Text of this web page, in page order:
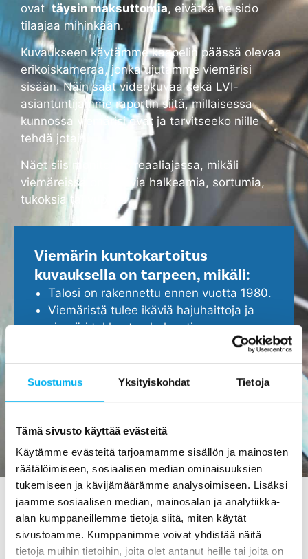
Suostumus Yksityiskohdat Tietoja
Tämä sivusto käyttää evästeitä
Käytämme evästeitä tarjoamamme sisällön ja mainosten
räätälöimiseen, sosiaalisen median ominaisuuksien
tukemiseen ja kävijämäärämme analysoimiseen. Lisäksi
jaamme sosiaalisen median, mainosalan ja analytiikka-
alan kumppaneillemme tietoja siitä, miten käytät
sivustoamme. Kumppanimme voivat yhdistää näitä
tietoja muihin tietoihin, joita olet antanut heille tai joita on
ovat täysin maksuttomia, eivätkä ne sido
tilaajaa mihinkään.
Kuvaukseen käytämme kaapelin päässä olevaa
erikoiskameraa, jonka ujutamme viemärisi
sisään. Näin saat videokuvaa sekä LVI-
asiantuntijamme raportin siitä, millaisessa
kunnossa viemärisi ovat ja tarvitseeko niille
tehdä jotain.
Näet siis monitorilta reaaliajassa, mikäli
viemäreissä on alkavia halkeamia, sortumia,
tukoksia tai vuotoja.
Viemärin kuntokartoitus
kuvauksella on tarpeen, mikäli:
Talosi on rakennettu ennen vuotta 1980.
Viemäristä tulee ikäviä hajuhaittoja ja
viemäri tukkeutuu helposti.
Epäilet, että viemärissä ei ole kaikki
kunnossa.
Haluat ennakoida ja turvata kotisi
Viemärin kuvaus